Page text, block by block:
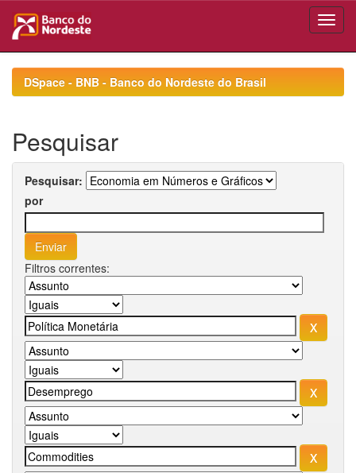
navigationDSpace - BNB - Banco do Nordeste do Brasil
Pesquisar
Pesquisar:
por
Filtros correntes: